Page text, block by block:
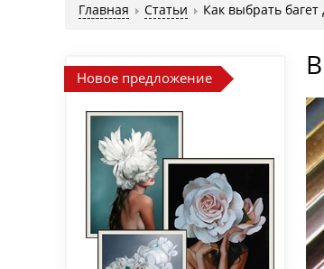
Главная Статьи Как выбрать
Новое предложение